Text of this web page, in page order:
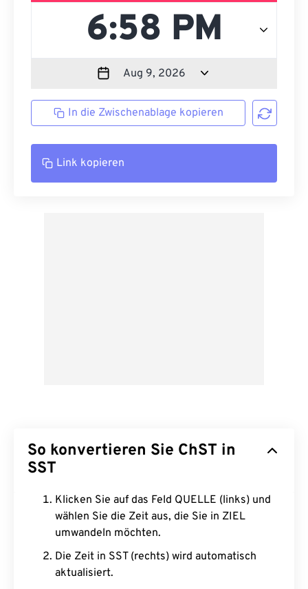
In die Zwischenablage kopieren
Link kopieren
So konvertieren Sie ChST in
SST
Klicken Sie auf das Feld QUELLE (links) und
wählen Sie die Zeit aus, die Sie in ZIEL
umwandeln möchten.
Die Zeit in SST (rechts) wird automatisch
aktualisiert.